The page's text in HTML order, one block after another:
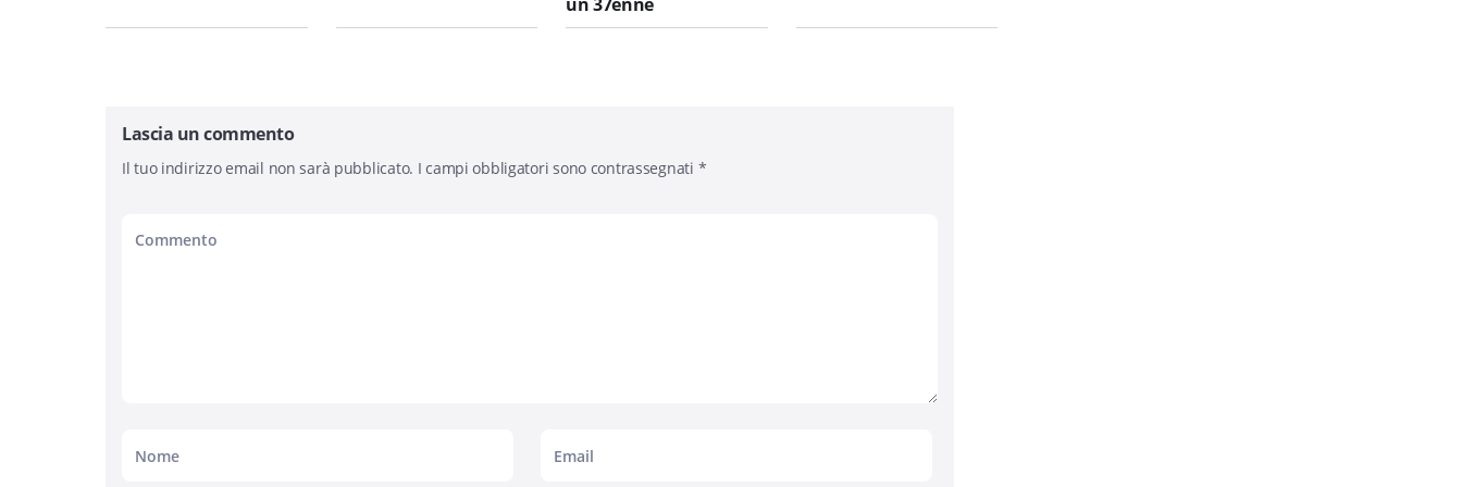
un 37enne
Lascia un commento
Il tuo indirizzo email non sarà pubblicato. I campi obbligatori sono contrassegnati *